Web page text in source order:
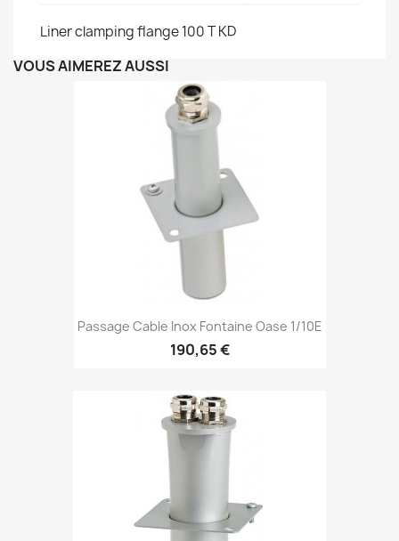
Liner clamping flange 100 T KD
VOUS AIMEREZ AUSSI
Passage Cable Inox Fontaine Oase 1/10E
190,65 €